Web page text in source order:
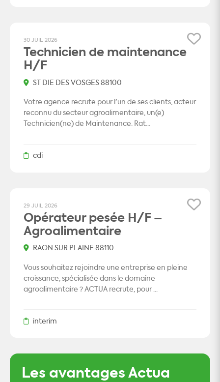
30 JUIL 2026
Technicien de maintenance
H/F
ST DIE DES VOSGES 88100
Votre agence recrute pour l'un de ses clients, acteur
reconnu du secteur agroalimentaire, un(e)
Technicien(ne) de Maintenance. Rat...
cdi
29 JUIL 2026
Opérateur pesée H/F –
Agroalimentaire
RAON SUR PLAINE 88110
Vous souhaitez rejoindre une entreprise en pleine
croissance, spécialisée dans le domaine
agroalimentaire ? ACTUA recrute, pour ...
interim
Les avantages Actua